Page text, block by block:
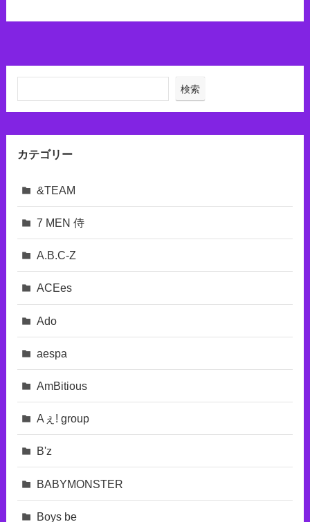
検索
カテゴリー
&TEAM
7 MEN 侍
A.B.C-Z
ACEes
Ado
aespa
AmBitious
Aぇ! group
B'z
BABYMONSTER
Boys be